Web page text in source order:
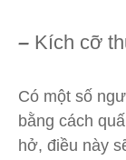
– Kích cỡ
Có một số
bằng cách
hở, điều này